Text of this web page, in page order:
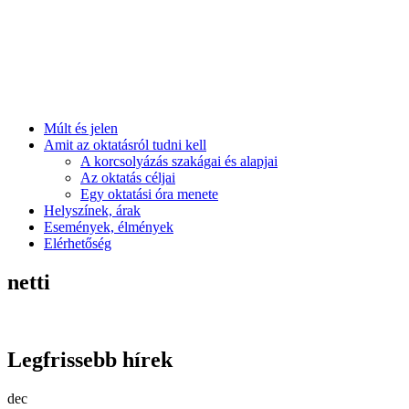
Múlt és jelen
Amit az oktatásról tudni kell
A korcsolyázás szakágai és alapjai
Az oktatás céljai
Egy oktatási óra menete
Helyszínek, árak
Események, élmények
Elérhetőség
netti
Legfrissebb hírek
dec